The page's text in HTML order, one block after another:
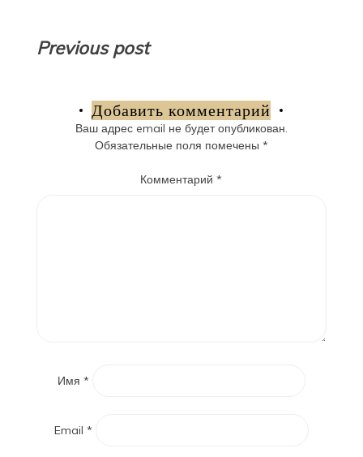
Навигация
записям
Previous post
Добавить комментарий
Ваш адрес email не будет опубликован.
Обязательные поля помечены *
Комментарий*
Имя *
Email *